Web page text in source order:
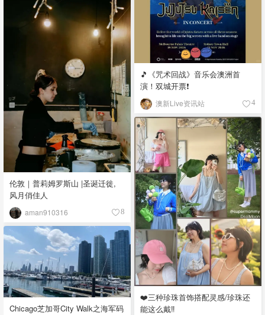
🎵《咒术回战》音乐会澳洲首
演！双城开票❗️
澳新Live资讯站 4
伦敦｜普莉姆罗斯山 |圣诞迁徙,
风月俏佳人
aman910316 8
❤️三种珍珠首饰搭配灵感/珍珠还
能这么戴‼️
Chicago芝加哥City Walk之海军码